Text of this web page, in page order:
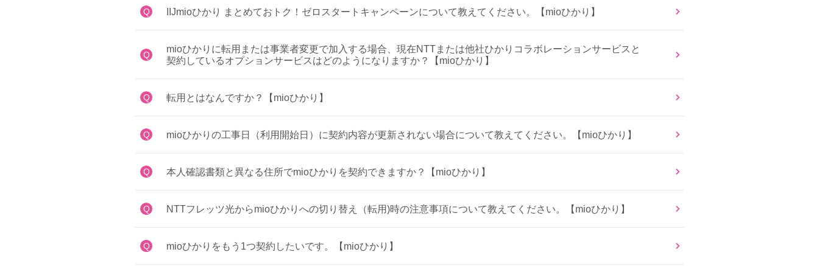
Q IIJmioひかり まとめておトク！ゼロスタートキャンペーンについて教えてください。【mioひかり】
Q
mioひかりに転用または事業者変更で加入する場合、現在NTTまたは他社ひかりコラボレーションサービスと
契約しているオプションサービスはどのようになりますか？【mioひかり】
Q 転用とはなんですか？【mioひかり】
Q mioひかりの工事日（利用開始日）に契約内容が更新されない場合について教えてください。【mioひかり】
Q 本人確認書類と異なる住所でmioひかりを契約できますか？【mioひかり】
Q NTTフレッツ光からmioひかりへの切り替え（転用)時の注意事項について教えてください。【mioひかり】
Q mioひかりをもう1つ契約したいです。【mioひかり】